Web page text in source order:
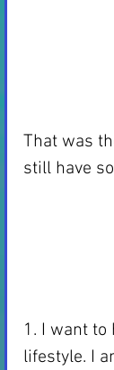
That was
still have
1. I want to
lifestyle. I